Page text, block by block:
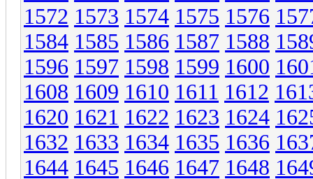
1572 1573 1574 1575 1576
1584 1585 1586 1587 1588
1596 1597 1598 1599 1600
1608 1609 1610 1611 1612
1620 1621 1622 1623 1624
1632 1633 1634 1635 1636
1644 1645 1646 1647 1648